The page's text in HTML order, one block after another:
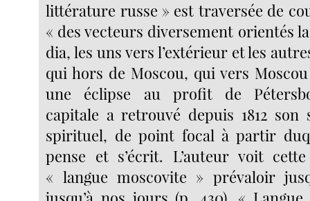
littérature russe » est traversée de
« des vecteurs diversement orientés
dia, les uns vers l’extérieur et les
qui hors de Moscou, qui vers Moscou
une éclipse au profit de
capitale a retrouvé depuis 1812
spirituel, de point focal à partir
pense et s’écrit. L’auteur voit
« langue moscovite » prévaloir